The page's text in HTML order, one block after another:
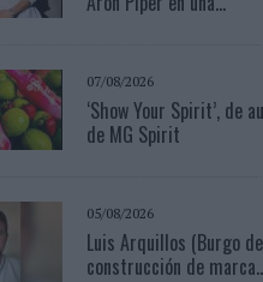
07/08/2026
‘Show Your Spirit’, de
de MG Spirit
05/08/2026
Luis Arquillos (Burgo
construcción de